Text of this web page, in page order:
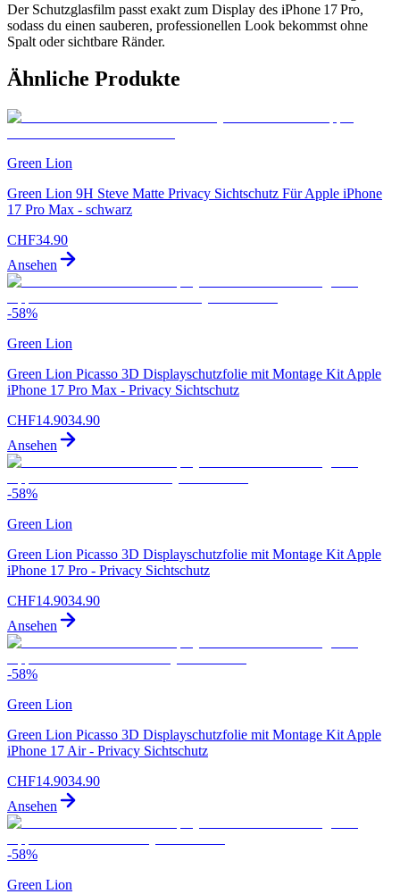
Der Schutzglasfilm passt exakt zum Display des iPhone 17 Pro,
sodass du einen sauberen, professionellen Look bekommst ohne
Spalt oder sichtbare Ränder.
Ähnliche Produkte
Green Lion
Green Lion 9H Steve Matte Privacy Sichtschutz Für Apple iPhone
17 Pro Max - schwarz
CHF34.90
Ansehen
-58%
Green Lion
Green Lion Picasso 3D Displayschutzfolie mit Montage Kit Apple
iPhone 17 Pro Max - Privacy Sichtschutz
CHF14.9034.90
Ansehen
-58%
Green Lion
Green Lion Picasso 3D Displayschutzfolie mit Montage Kit Apple
iPhone 17 Pro - Privacy Sichtschutz
CHF14.9034.90
Ansehen
-58%
Green Lion
Green Lion Picasso 3D Displayschutzfolie mit Montage Kit Apple
iPhone 17 Air - Privacy Sichtschutz
CHF14.9034.90
Ansehen
-58%
Green Lion